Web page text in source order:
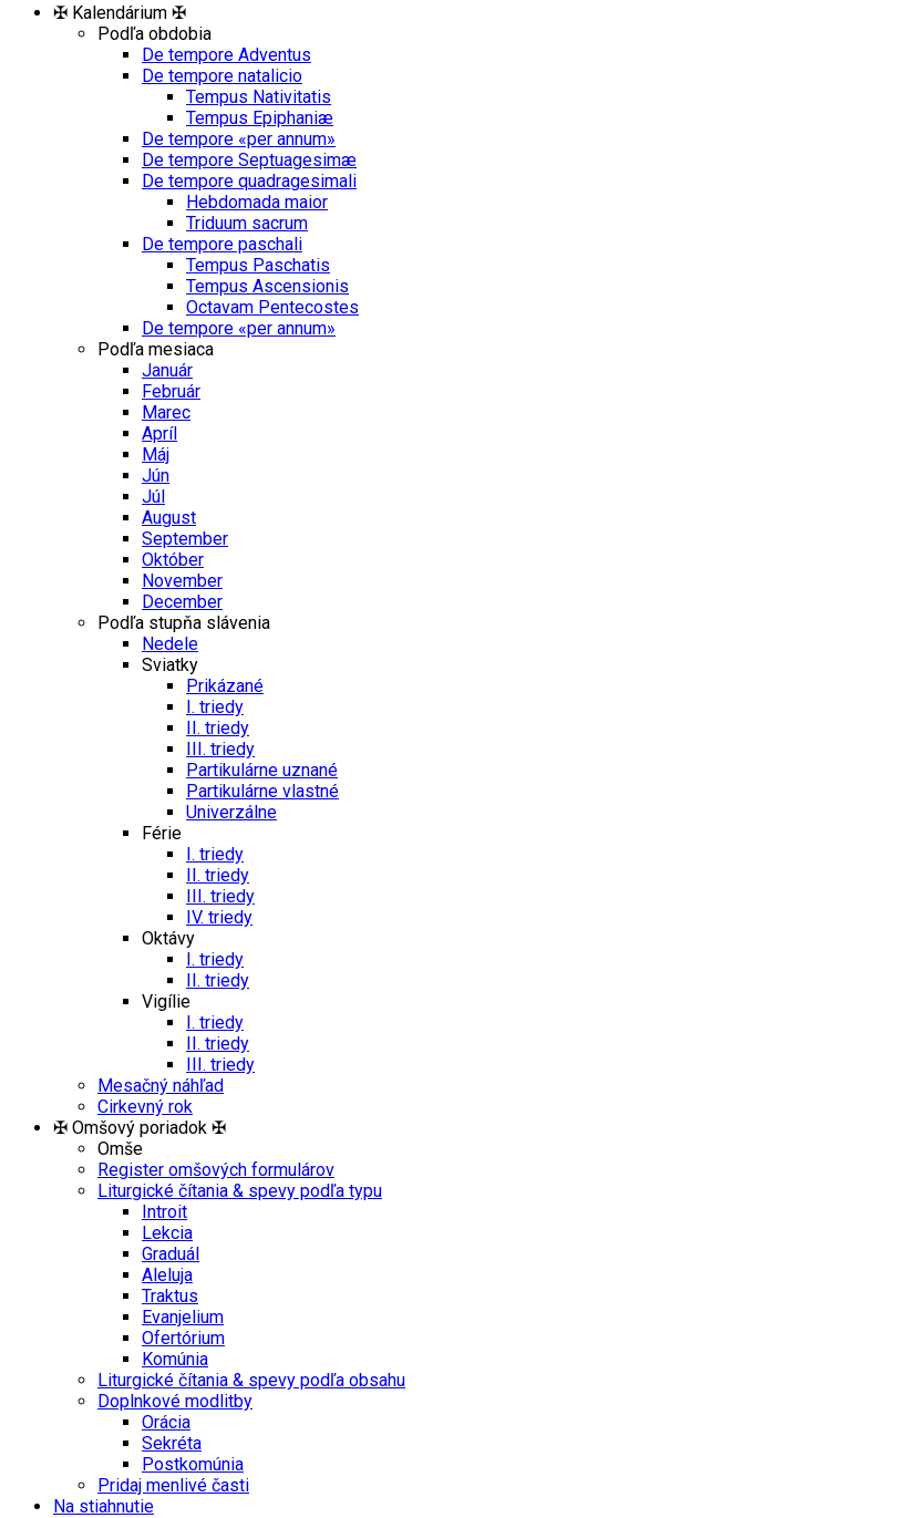
✠ Kalendárium ✠
Podľa obdobia
De tempore Adventus
De tempore natalicio
Tempus Nativitatis
Tempus Epiphaniæ
De tempore «per annum»
De tempore Septuagesimæ
De tempore quadragesimali
Hebdomada maior
Triduum sacrum
De tempore paschali
Tempus Paschatis
Tempus Ascensionis
Octavam Pentecostes
De tempore «per annum»
Podľa mesiaca
Január
Február
Marec
Apríl
Máj
Jún
Júl
August
September
Október
November
December
Podľa stupňa slávenia
Nedele
Sviatky
Prikázané
I. triedy
II. triedy
III. triedy
Partikulárne uznané
Partikulárne vlastné
Univerzálne
Férie
I. triedy
II. triedy
III. triedy
IV. triedy
Oktávy
I. triedy
II. triedy
Vigílie
I. triedy
II. triedy
III. triedy
Mesačný náhľad
Cirkevný rok
✠ Omšový poriadok ✠
Omše
Register omšových formulárov
Liturgické čítania & spevy podľa typu
Introit
Lekcia
Graduál
Aleluja
Traktus
Evanjelium
Ofertórium
Komúnia
Liturgické čítania & spevy podľa obsahu
Doplnkové modlitby
Orácia
Sekréta
Postkomúnia
Pridaj menlivé časti
Na stiahnutie